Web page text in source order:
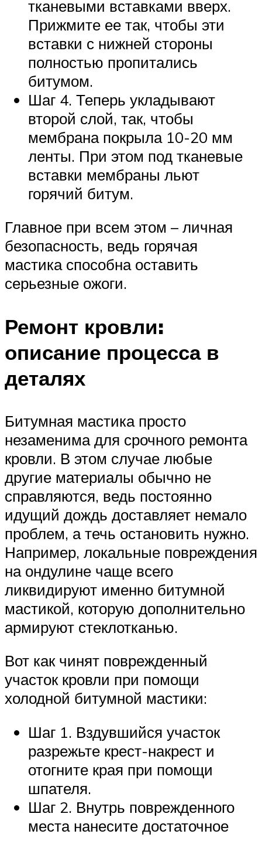
тканевыми вставками вверх.
Прижмите ее так, чтобы эти
вставки с нижней стороны
полностью пропитались
битумом.
Шаг 4. Теперь укладывают
второй слой, так, чтобы
мембрана покрыла 10-20 мм
ленты. При этом под тканевые
вставки мембраны льют
горячий битум.
Главное при всем этом – личная
безопасность, ведь горячая
мастика способна оставить
серьезные ожоги.
Ремонт кровли:
описание процесса в
деталях
Битумная мастика просто
незаменима для срочного ремонта
кровли. В этом случае любые
другие материалы обычно не
справляются, ведь постоянно
идущий дождь доставляет немало
проблем, а течь остановить нужно.
Например, локальные повреждения
на ондулине чаще всего
ликвидируют именно битумной
мастикой, которую дополнительно
армируют стеклотканью.
Вот как чинят поврежденный
участок кровли при помощи
холодной битумной мастики:
Шаг 1. Вздувшийся участок
разрежьте крест-накрест и
отогните края при помощи
шпателя.
Шаг 2. Внутрь поврежденного
места нанесите достаточное